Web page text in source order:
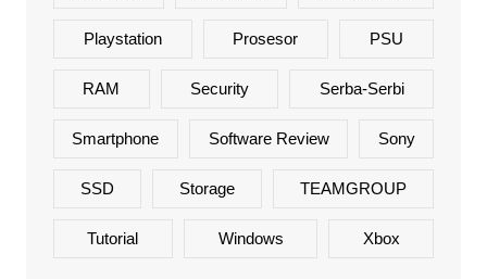
Playstation Prosesor PSU
RAM Security Serba-Serbi
Smartphone Software Review Sony
SSD Storage TEAMGROUP
Tutorial Windows Xbox